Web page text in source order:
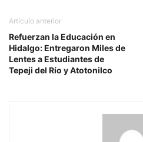
Artículo anterior
Refuerzan la Educación en
Hidalgo: Entregaron Miles de
Lentes a Estudiantes de
Tepeji del Río y Atotonilco